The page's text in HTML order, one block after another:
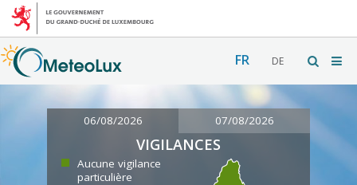
FR DE
06/08/2026 07/08/2026
VIGILANCES
Aucune vigilance
particulière